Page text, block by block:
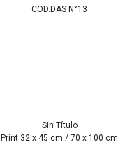
COD.DAS N°13
Sin Título
Print 32 x 45 cm / 70 x 100 cm